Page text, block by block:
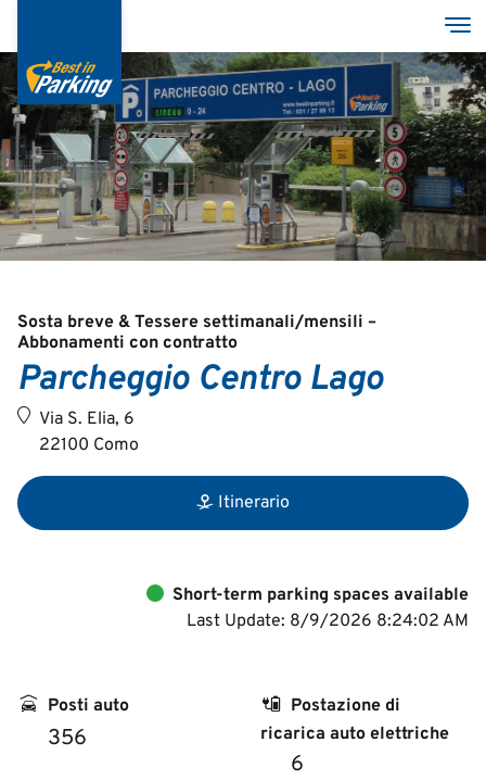
contenuto
principale
Servizi
Parcheggi
Azienda
MyBestInParking - ONLINE
Italian
English
Sosta breve & Tessere settimanali/mensili –
Abbonamenti con contratto
Parcheggio Centro Lago
Via S. Elia, 6
22100 Como
Itinerario
Short-term parking spaces available
Last Update: 8/9/2026 8:24:02 AM
Posti auto
356
Postazione di
ricarica auto elettriche
6